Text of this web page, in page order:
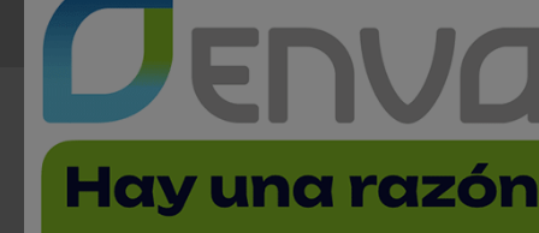
Food 4 Future 2023